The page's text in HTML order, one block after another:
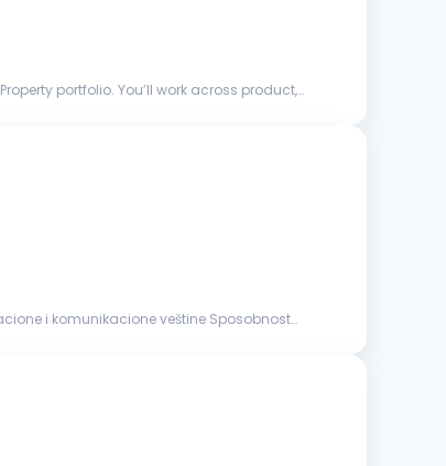
portfolio. You’ll work across product,
i komunikacione veštine Sposobnost